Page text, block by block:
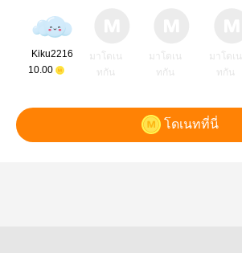
Kiku2216
10.00
มาโดเน
ทกัน
มาโดเน
ทกัน
มาโดเน
ทกัน
โดเนทที่นี่